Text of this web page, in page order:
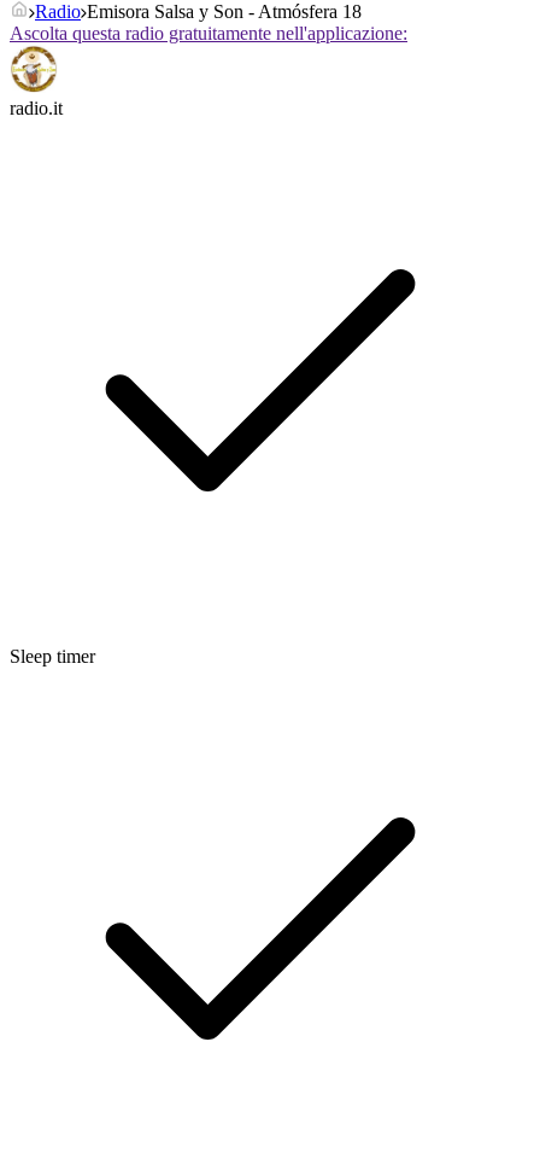
Radio Emisora Salsa y Son - Atmósfera 18
Ascolta questa radio gratuitamente nell'applicazione:
radio.it
Sleep timer